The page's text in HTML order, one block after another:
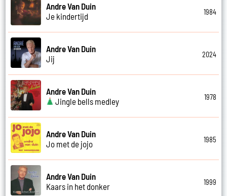
Andre Van Duin
Je kindertijd
1984
Andre Van Duin
Jij
2024
Andre Van Duin
Jingle bells medley
1978
Andre Van Duin
Jo met de jojo
1985
Andre Van Duin
Kaars in het donker
1999